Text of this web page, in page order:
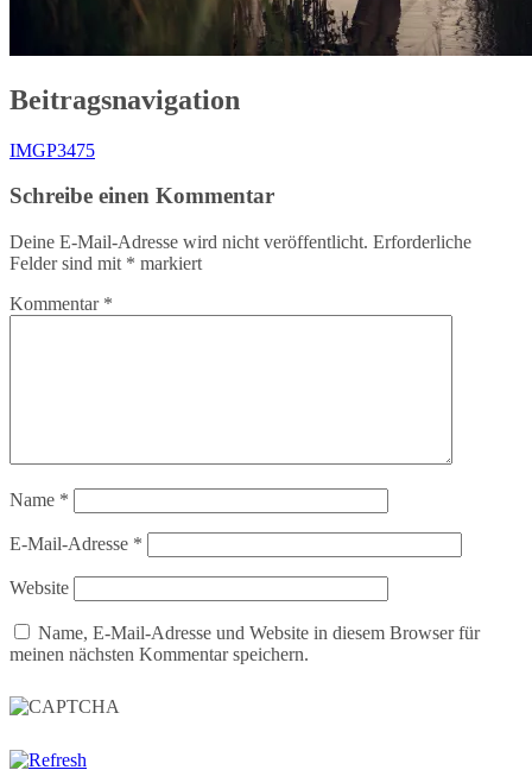
Beitragsnavigation
IMGP3475
Schreibe einen Kommentar
Deine E-Mail-Adresse wird nicht veröffentlicht. Erforderliche
Felder sind mit * markiert
Kommentar *
Name *
E-Mail-Adresse *
Website
Name, E-Mail-Adresse und Website in diesem Browser für
meinen nächsten Kommentar speichern.